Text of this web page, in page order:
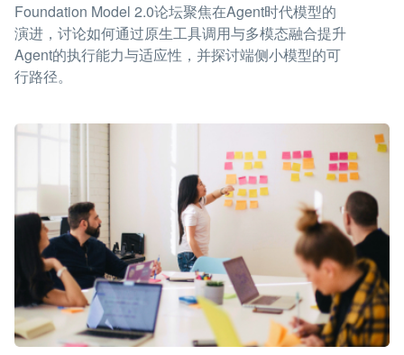
Foundation Model 2.0论坛聚焦在Agent时代模型的
演进，讨论如何通过原生工具调用与多模态融合提升
Agent的执行能力与适应性，并探讨端侧小模型的可
行路径。